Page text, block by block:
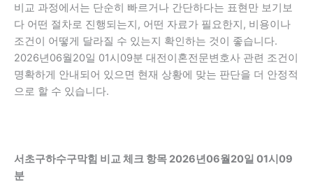
비교 과정에서는 단순히 빠르거나 간단하다는 표현만 보기보
다 어떤 절차로 진행되는지, 어떤 자료가 필요한지, 비용이나
조건이 어떻게 달라질 수 있는지 확인하는 것이 좋습니다.
2026년06월20일 01시09분 대전이혼전문변호사 관련 조건이
명확하게 안내되어 있으면 현재 상황에 맞는 판단을 더 안정적
으로 할 수 있습니다.
서초구하수구막힘 비교 체크 항목 2026년06월20일 01시09
분